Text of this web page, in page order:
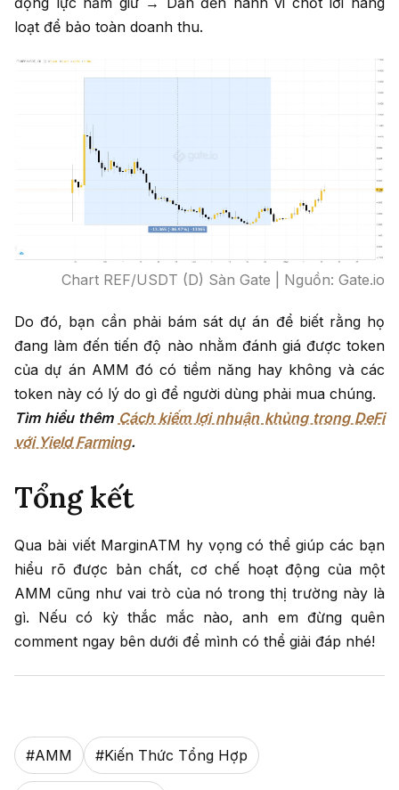
loạt để bảo toàn doanh thu.
Chart REF/USDT (D) Sàn Gate | Nguồn: Gate.io
Do đó, bạn cần phải bám sát dự án để biết rằng họ
đang làm đến tiến độ nào nhằm đánh giá được token
của dự án AMM đó có tiềm năng hay không và các
token này có lý do gì để người dùng phải mua chúng.
Tìm hiểu thêm Cách kiếm lợi nhuận khủng trong DeFi
với Yield Farming.
Tổng kết
Qua bài viết MarginATM hy vọng có thể giúp các bạn
hiểu rõ được bản chất, cơ chế hoạt động của một
AMM cũng như vai trò của nó trong thị trường này là
gì. Nếu có kỳ thắc mắc nào, anh em đừng quên
comment ngay bên dưới để mình có thể giải đáp nhé!
#AMM #Kiến Thức Tổng Hợp